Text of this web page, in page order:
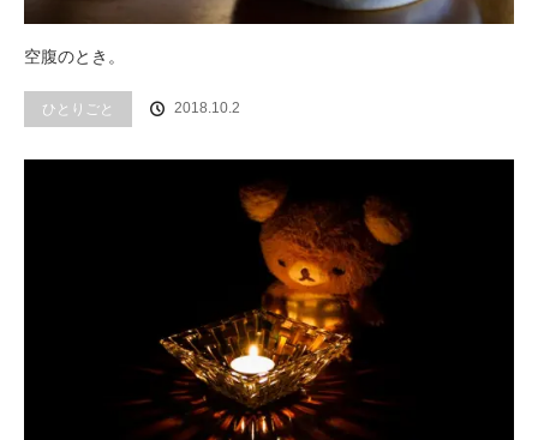
空腹のとき。
ひとりごと 2018.10.2